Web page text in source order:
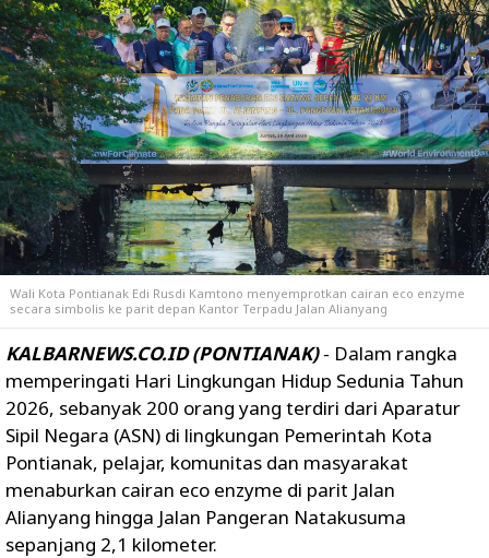
Wali Kota Pontianak Edi Rusdi Kamtono menyemprotkan cairan eco enzyme
secara simbolis ke parit depan Kantor Terpadu Jalan Alianyang
KALBARNEWS.CO.ID (PONTIANAK)- Dalam rangka
memperingati Hari Lingkungan Hidup Sedunia Tahun
2026, sebanyak 200 orang yang terdiri dari Aparatur
Sipil Negara (ASN) di lingkungan Pemerintah Kota
Pontianak, pelajar, komunitas dan masyarakat
menaburkan cairan eco enzyme di parit Jalan
Alianyang hingga Jalan Pangeran Natakusuma
sepanjang 2,1 kilometer.